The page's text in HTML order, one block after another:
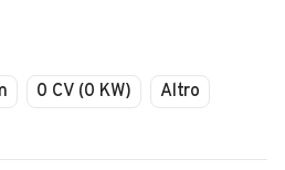
0 CV (0 KW)
Altro